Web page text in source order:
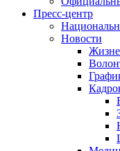
Пресс-центр
Новости